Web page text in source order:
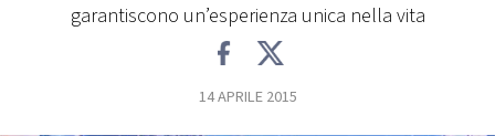
PLAYLIST
garantiscono un’esperienza unica nella vita
14 APRILE 2015